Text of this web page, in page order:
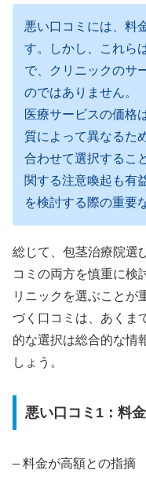
悪い口コミには、料
す。しかし、これら
で、クリニックのサ
のではありません。
医療サービスの価格
質によって異なるた
合わせて選択するこ
関する注意喚起も有
を検討する際の重要
総じて、包茎治療院選
コミの両方を慎重に検
リニックを選ぶことが
づく口コミは、あくま
的な選択は総合的な情
しょう。
悪い口コミ1：料
– 料金が高額との指摘